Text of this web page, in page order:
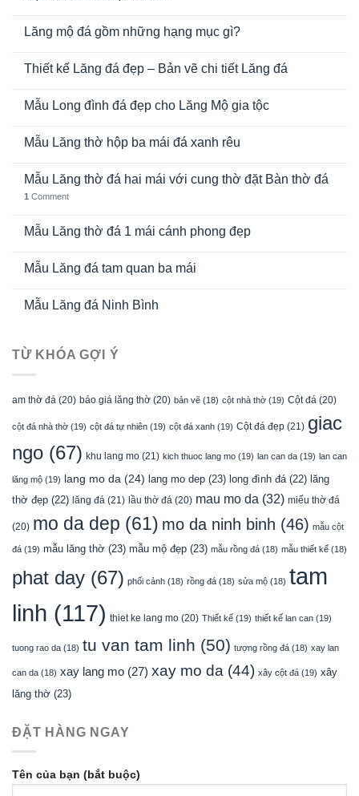
Lăng mộ đá gồm những hạng mục gì?
Thiết kế Lăng đá đẹp – Bản vẽ chi tiết Lăng đá
Mẫu Long đình đá đẹp cho Lăng Mộ gia tộc
Mẫu Lăng thờ hộp ba mái đá xanh rêu
Mẫu Lăng thờ đá hai mái với cung thờ đặt Bàn thờ đá
1 Comment
Mẫu Lăng thờ đá 1 mái cánh phong đẹp
Mẫu Lăng đá tam quan ba mái
Mẫu Lăng đá Ninh Bình
TỪ KHÓA GỢI Ý
am thờ đá (20) báo giá lăng thờ (20) bản vẽ (18) cột nhà thờ (19) Cột đá (20)
cột đá nhà thờ (19) cột đá tự nhiên (19) cột đá xanh (19) Cột đá đẹp (21) giac
ngo (67) khu lang mo (21) kich thuoc lang mo (19) lan can da (19) lan can
lăng mộ (19) lang mo da (24) lang mo dep (23) long đình đá(22) lăng
thờ đẹp (22) lăng đá (21) lầu thờ đá (20) mau mo da (32) miếu thờ đá
(20) mo da dep (61) mo da ninh binh (46) mẫu cột
đá (19) mẫu lăng thờ (23) mẫu mộ đẹp (23) mẫu rồng đá (18) mẫu thiết kế (18)
phat day (67) phối cảnh (18) rồng đá (18) sửa mộ (18) tam
linh (117) thiet ke lang mo (20) Thiết kế (19) thiết kế lan can (19)
tuong rao da (18) tu van tam linh (50) tượng rồng đá (18) xay lan
can da (18) xay lang mo (27) xay mo da (44) xây cột đá (19) xây
lăng thờ (23)
ĐẶT HÀNG NGAY
Tên của bạn (bắt buộc)